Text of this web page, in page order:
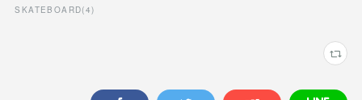
SKATEBOARD(4)